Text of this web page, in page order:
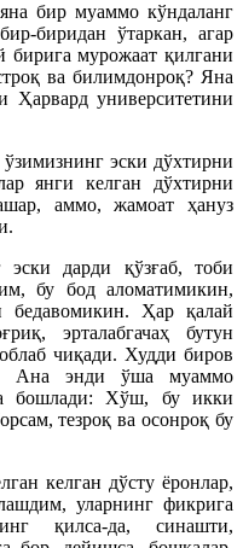
бир муаммо кўндаланг
биридан ўтаркан, агар
бирига мурожаат қилгани
ва билимдонроқ? Яна
университетини
эски дўхтирни
янги келган дўхтирни
аммо, жамоат ҳануз
дарди қўзғаб, тоби
бу бод аломатимикин,
Ҳар қалай
эрталабгачаҳ бутун
чиқади. Худди биров
Ана энди ўша муаммо
бошлади: Хўш, бу икки
тезроқ ва осонроқ бу
келган дўсту ёронлар,
уларнинг фикрига
қилса-да, синашти,